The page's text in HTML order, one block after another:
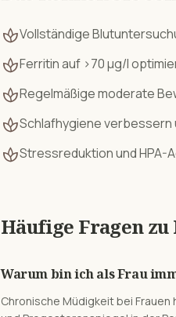
spaVollständige
spaFerritin auf >70 µg/l
spaRegelmäßige moderate
spaSchlafhygiene verbessern
spaStressreduktion und
Häufige Fragen zu
Warum bin ich als Frau
Chronische Müdigkeit bei